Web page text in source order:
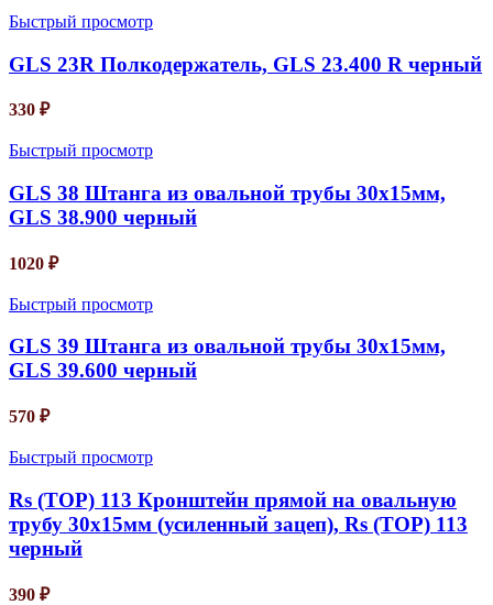
Быстрый просмотр
GLS 23R Полкодержатель, GLS 23.400 R черный
330 ₽
Быстрый просмотр
GLS 38 Штанга из овальной трубы 30х15мм,
GLS 38.900 черный
1020 ₽
Быстрый просмотр
GLS 39 Штанга из овальной трубы 30х15мм,
GLS 39.600 черный
570 ₽
Быстрый просмотр
Rs (TOP) 113 Кронштейн прямой на овальную
трубу 30х15мм (усиленный зацеп), Rs (TOP) 113
черный
390 ₽